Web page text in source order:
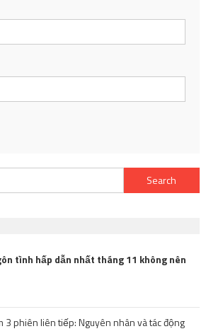
Search
for:
tình hấp dẫn nhất tháng 11 không nên
3 phiên liên tiếp: Nguyên nhân và tác động